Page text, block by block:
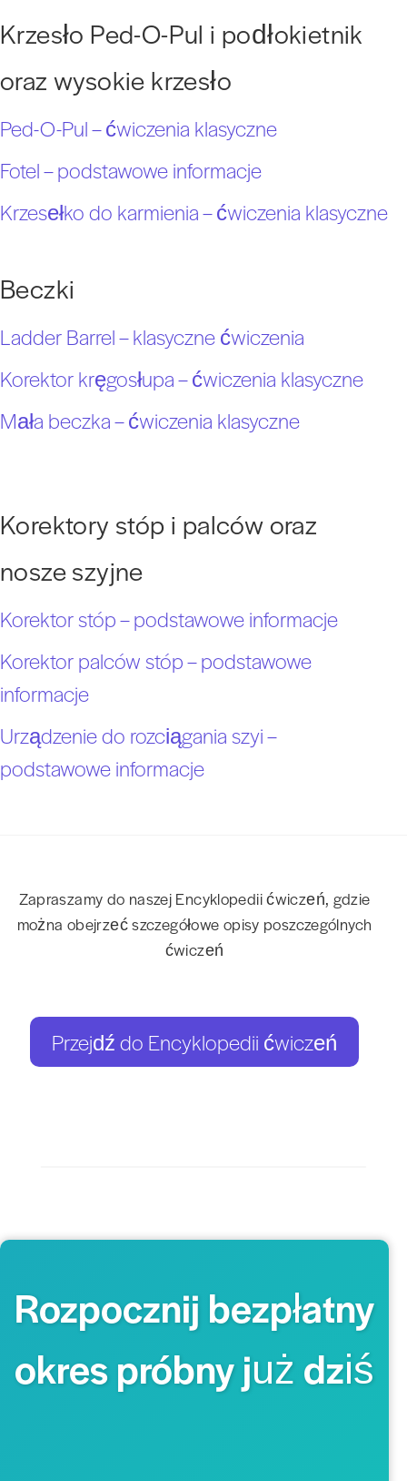
Krzesło Ped-O-Pul i podłokietnik
oraz wysokie krzesło
Ped-O-Pul – ćwiczenia klasyczne
Fotel – podstawowe informacje
Krzesełko do karmienia – ćwiczenia klasyczne
Beczki
Ladder Barrel – klasyczne ćwiczenia
Korektor kręgosłupa – ćwiczenia klasyczne
Mała beczka – ćwiczenia klasyczne
Korektory stóp i palców oraz
nosze szyjne
Korektor stóp – podstawowe informacje
Korektor palców stóp – podstawowe
informacje
Urządzenie do rozciągania szyi –
podstawowe informacje
Zapraszamy do naszej Encyklopedii ćwiczeń, gdzie
można obejrzeć szczegółowe opisy poszczególnych
ćwiczeń
Przejdź do Encyklopedii ćwiczeń
Rozpocznij bezpłatny
okres próbny już dziś